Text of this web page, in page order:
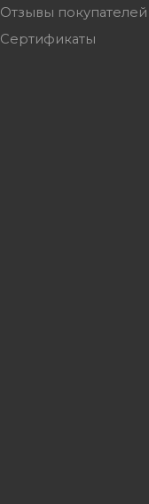
Отзывы покупателей
Сертификаты